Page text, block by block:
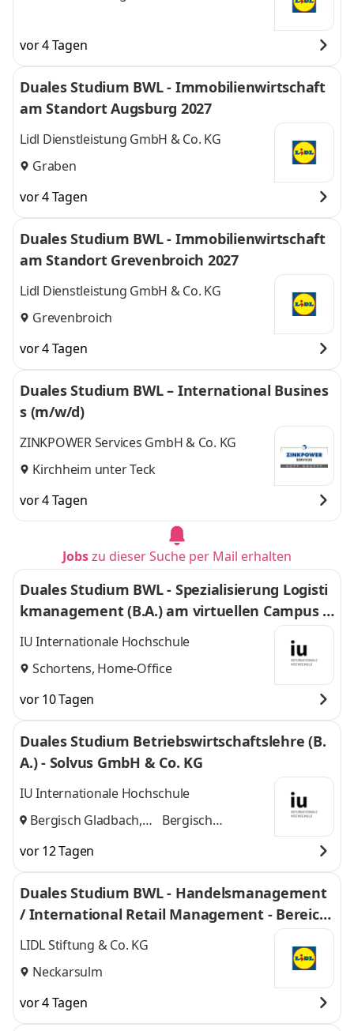
vor 4 Tagen
Duales Studium BWL - Immobilienwirtschaft
am Standort Augsburg 2027
Lidl Dienstleistung GmbH & Co. KG
Graben
vor 4 Tagen
Duales Studium BWL - Immobilienwirtschaft
am Standort Grevenbroich 2027
Lidl Dienstleistung GmbH & Co. KG
Grevenbroich
vor 4 Tagen
Duales Studium BWL – International Busines
s (m/w/d)
ZINKPOWER Services GmbH & Co. KG
Kirchheim unter Teck
vor 4 Tagen
Jobszu dieser Suche per Mail erhalten
Duales Studium BWL - Spezialisierung Logisti
kmanagement (B.A.) am virtuellen Campus -
Nordfrost GmbH & Co. KG
IU Internationale Hochschule
Schortens, Home-Office
vor 10 Tagen
Duales Studium Betriebswirtschaftslehre (B.
A.) - Solvus GmbH & Co. KG
IU Internationale Hochschule
Bergisch Gladbach,
Bergisch
vor 12 Tagen
Duales Studium BWL - Handelsmanagement
/ International Retail Management - Bereich
Einkauf 2027
LIDL Stiftung & Co. KG
Neckarsulm
vor 4 Tagen